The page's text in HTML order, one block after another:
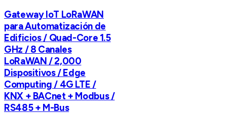
Gateway IoT LoRaWAN
para Automatización de
Edificios / Quad-Core 1.5
GHz / 8 Canales
LoRaWAN / 2,000
Dispositivos / Edge
Computing / 4G LTE /
KNX + BACnet + Modbus /
RS485 + M-Bus